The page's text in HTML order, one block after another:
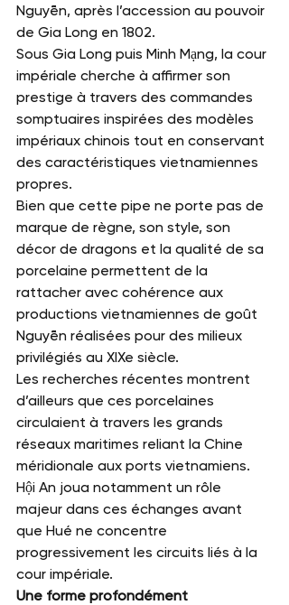
Nguyễn, après l’accession au pouvoir
de Gia Long en 1802.
Sous Gia Long puis Minh Mạng, la cour
impériale cherche à affirmer son
prestige à travers des commandes
somptuaires inspirées des modèles
impériaux chinois tout en conservant
des caractéristiques vietnamiennes
propres.
Bien que cette pipe ne porte pas de
marque de règne, son style, son
décor de dragons et la qualité de sa
porcelaine permettent de la
rattacher avec cohérence aux
productions vietnamiennes de goût
Nguyễn réalisées pour des milieux
privilégiés au XIXe siècle.
Les recherches récentes montrent
d’ailleurs que ces porcelaines
circulaient à travers les grands
réseaux maritimes reliant la Chine
méridionale aux ports vietnamiens.
Hội An joua notamment un rôle
majeur dans ces échanges avant
que Hué ne concentre
progressivement les circuits liés à la
cour impériale.
Une forme profondément